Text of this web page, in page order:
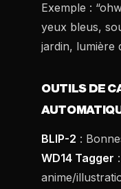
Exemple :
yeux bleus,
jardin, lumière
OUTILS DE
BLIP-2 :
WD14 Tagger
anime/